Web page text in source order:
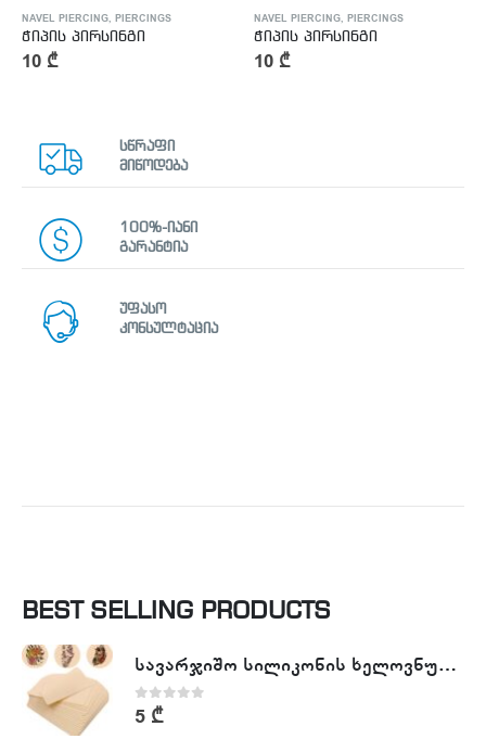
NAVEL PIERCING, PIERCINGS
ჭიპის პირსინგი
10 ₾
NAVEL PIERCING, PIERCINGS
ჭიპის პირსინგი
10 ₾
სწრაფი
მიწოდება
100%-იანი
გარანტია
უფასო
კონსულტაცია
BEST SELLING PRODUCTS
სავარჯიშო სილიკონის ხელოვნური კანი - Tattoo Practike skin
0out of 5
5 ₾